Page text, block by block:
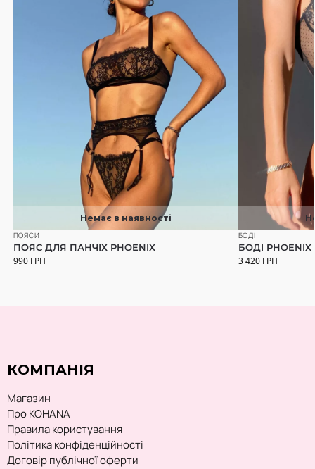
Немає в наявності
ПОЯСИ
ПОЯС ДЛЯ ПАНЧІХ PHOENIX
990 ГРН
БОДІ
БОДІ PHOENIX
3 420 ГРН
КОМПАНІЯ
Магазин
Про KOHANA
Правила користування
Політика конфіденційності
Договір публічної оферти